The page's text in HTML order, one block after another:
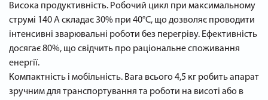
Висока продуктивність. Робочий цикл при максимальному
струмі 140 А складає 30% при 40°C, що дозволяє проводити
інтенсивні зварювальні роботи без перегріву. Ефективність
досягає 80%, що свідчить про раціональне споживання
енергії.
Компактність і мобільність. Вага всього 4,5 кг робить апарат
зручним для транспортування та роботи на висоті або в